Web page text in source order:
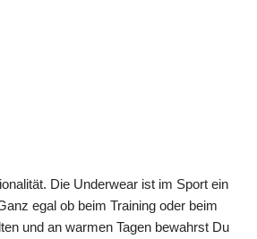
Die Underwear ist im Sport ein
egal ob beim Training oder beim
und an warmen Tagen bewahrst Du